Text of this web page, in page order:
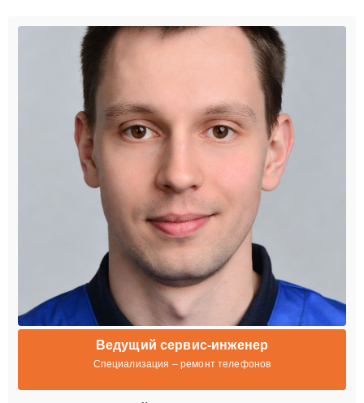
Ведущий сервис-инженер
Специализация – ремонт телефонов